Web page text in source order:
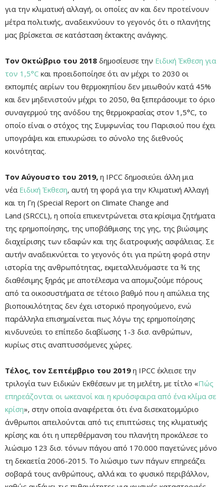
για την κλιματική αλλαγή, οι οποίες αν και δεν προτείνουν
μέτρα πολιτικής, αναδεικνύουν το γεγονός ότι ο πλανήτης
μας βρίσκεται σε κατάσταση έκτακτης ανάγκης.
Τον Οκτώβριο του 2018 δημοσίευσε την Ειδική Έκθεση για
τον 1,5°C και προειδοποίησε ότι αν μέχρι το 2030 οι
εκπομπές αερίων του θερμοκηπίου δεν μειωθούν κατά 45%
και δεν μηδενιστούν μέχρι το 2050, θα ξεπεράσουμε το όριο
συναγερμού της ανόδου της θερμοκρασίας στον 1,5°C, το
οποίο είναι ο στόχος της Συμφωνίας του Παρισιού που έχει
υπογράψει και επικυρώσει το σύνολο της διεθνούς
κοινότητας.
Τον Αύγουστο του 2019, η IPCC δημοσιεύει άλλη μια
νέα Ειδική Έκθεση, αυτή τη φορά για την Κλιματική Αλλαγή
και τη Γη (Special Report on Climate Change and
Land (SRCCL), η οποία επικεντρώνεται στα κρίσιμα ζητήματα
της ερημοποίησης, της υποβάθμισης της γης, της βιώσιμης
διαχείρισης των εδαφών και της διατροφικής ασφάλειας. Σε
αυτήν αναδεικνύεται το γεγονός ότι για πρώτη φορά στην
ιστορία της ανθρωπότητας, εκμεταλλευόμαστε τα ¾ της
διαθέσιμης ξηράς με αποτέλεσμα να απομυζούμε πόρους
από τα οικοσυστήματα σε τέτοιο βαθμό που η απώλεια της
βιοποικιλότητας δεν έχει ιστορικό προηγούμενο, ενώ
παράλληλα επισημαίνεται πως λόγω της ερημοποίησης
κινδυνεύει το επίπεδο διαβίωσης 1-3 δισ. ανθρώπων,
κυρίως στις αναπτυσσόμενες χώρες.
Τέλος, τον Σεπτέμβριο του 2019 η IPCC έκλεισε την
τριλογία των Ειδικών Εκθέσεων με τη μελέτη, με τίτλο «Πώς
επηρεάζονται οι ωκεανοί και η κρυόσφαιρα από ένα κλίμα σε
κρίση», στην οποία αναφέρεται ότι ένα δισεκατομμύριο
άνθρωποι απειλούνται από τις επιπτώσεις της κλιματικής
κρίσης και ότι η υπερθέρμανση του πλανήτη προκάλεσε το
λιώσιμο 123 δισ. τόνων πάγου από 170.000 παγετώνες μόνο
τη δεκαετία 2006-2015. Το λιώσιμο των πάγων επηρεάζει
σοβαρά τους ανθρώπους, αλλά και το φυσικό περιβάλλον,